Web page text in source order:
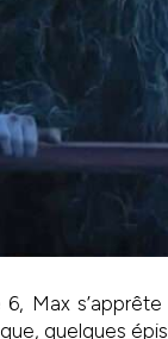
Max
quelques